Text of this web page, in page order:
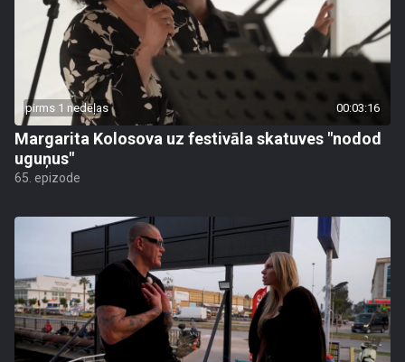
pirms 1 nedēļas 00:03:16
Margarita Kolosova uz festivāla skatuves "nodod
uguņus"
65. epizode